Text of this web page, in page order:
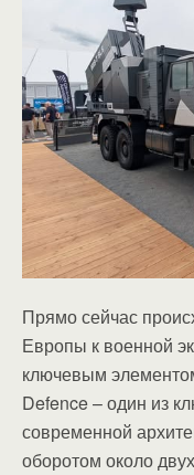
Прямо сейчас
Европы к военной
ключевым
Defence – один из
современной
оборотом около